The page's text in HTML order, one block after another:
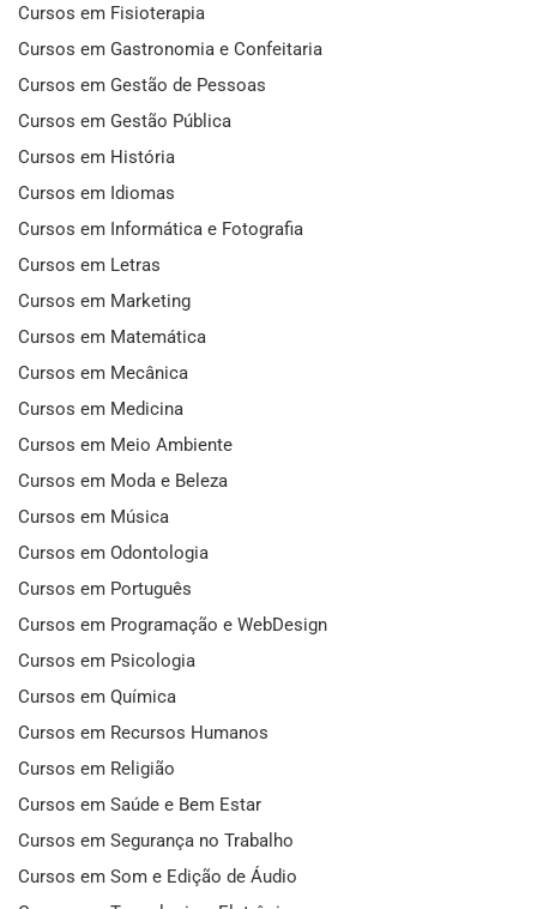
Cursos em Fisioterapia
Cursos em Gastronomia e Confeitaria
Cursos em Gestão de Pessoas
Cursos em Gestão Pública
Cursos em História
Cursos em Idiomas
Cursos em Informática e Fotografia
Cursos em Letras
Cursos em Marketing
Cursos em Matemática
Cursos em Mecânica
Cursos em Medicina
Cursos em Meio Ambiente
Cursos em Moda e Beleza
Cursos em Música
Cursos em Odontologia
Cursos em Português
Cursos em Programação e WebDesign
Cursos em Psicologia
Cursos em Química
Cursos em Recursos Humanos
Cursos em Religião
Cursos em Saúde e Bem Estar
Cursos em Segurança no Trabalho
Cursos em Som e Edição de Áudio